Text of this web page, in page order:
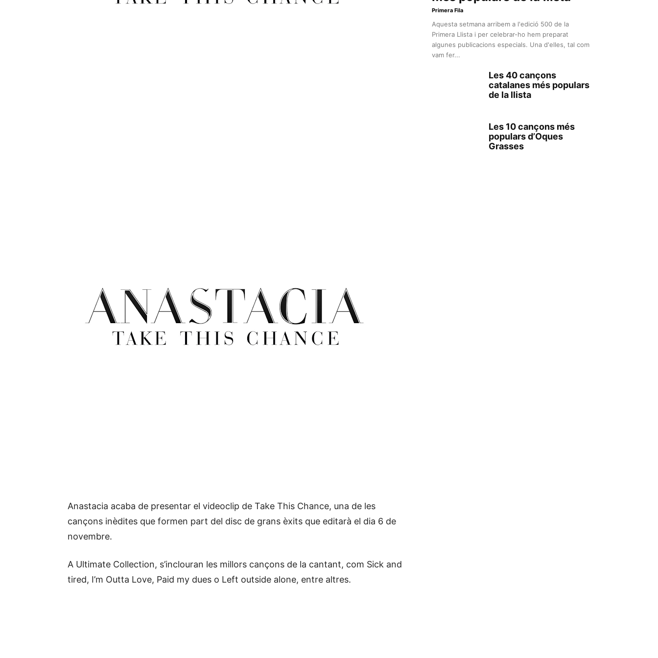
Anastacia acaba de presentar el videoclip de Take This Chance, una de les
cançons inèdites que formen part del disc de grans èxits que editarà el dia 6 de
novembre.
A Ultimate Collection, s’inclouran les millors cançons de la cantant, com Sick and
tired, I’m Outta Love, Paid my dues o Left outside alone, entre altres.
Primera Fila
Aquesta setmana arribem a l'edició 500 de la
Primera Llista i per celebrar-ho hem preparat
algunes publicacions especials. Una d'elles, tal com
vam fer...
Les 40 cançons
catalanes més populars
de la llista
Les 10 cançons més
populars d’Oques
Grasses